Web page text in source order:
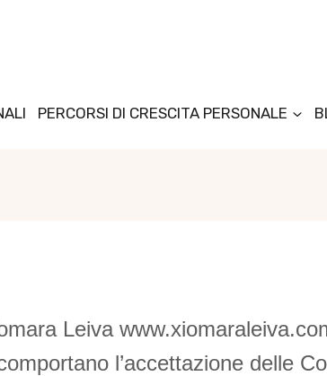
PERCORSI DI CRESCITA PERSONALE
Leiva
l’accettazione delle